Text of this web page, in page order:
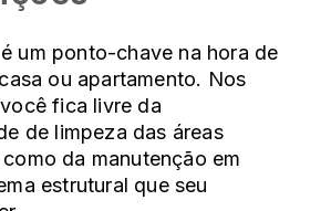
um ponto-chave na hora de
ou apartamento. Nos
fica livre da
de limpeza das áreas
da manutenção em
estrutural que seu